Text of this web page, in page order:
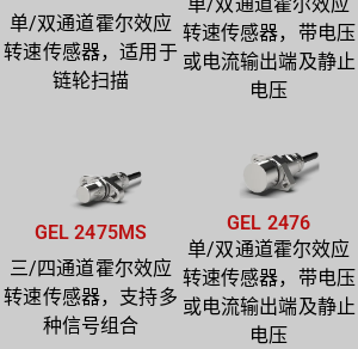
单/双通道霍尔效应
转速传感器，适用于
链轮扫描
转速传感器，带电压
或电流输出端及静止
电压
GEL 2475MS
三/四通道霍尔效应
转速传感器，支持多
种信号组合
GEL 2476
单/双通道霍尔效应
转速传感器，带电压
或电流输出端及静止
电压